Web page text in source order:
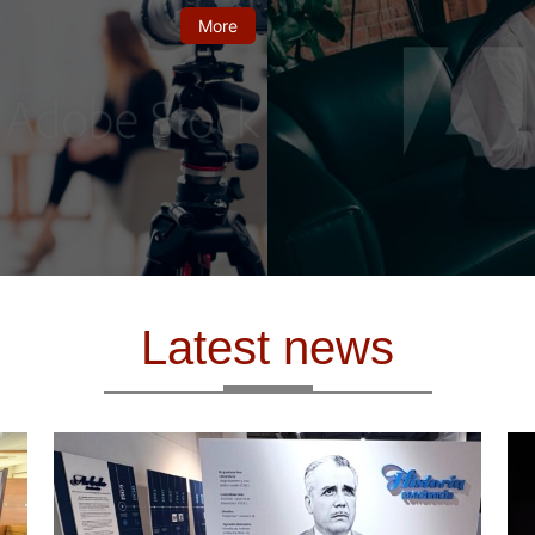
More
Latest news